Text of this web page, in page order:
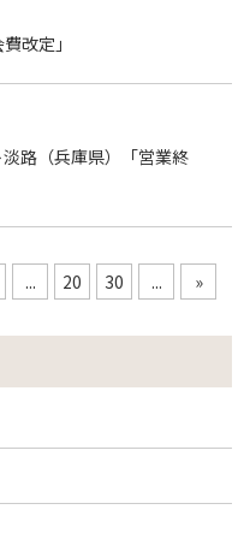
改定」
路（兵庫県）「営業終
... 20 30 ... »